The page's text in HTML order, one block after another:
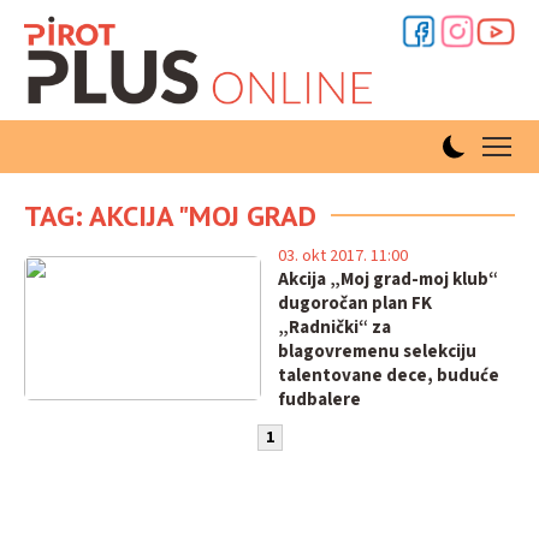
TAG: AKCIJA "MOJ GRAD
Akcija „Moj grad-moj klub“
dugoročan plan FK
„Radnički“ za
blagovremenu selekciju
talentovane dece, buduće
fudbalere
03. okt 2017. 11:00
1